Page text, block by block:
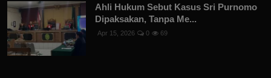
Ahli Hukum Sebut Kasus Sri Purnomo
Dipaksakan, Tanpa Me...
Apr 15, 2026 0 69